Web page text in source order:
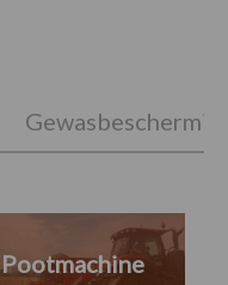
Pootmachine